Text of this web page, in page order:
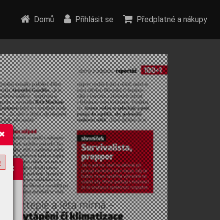
Domů Přihlásit se Předplatné a nákupy